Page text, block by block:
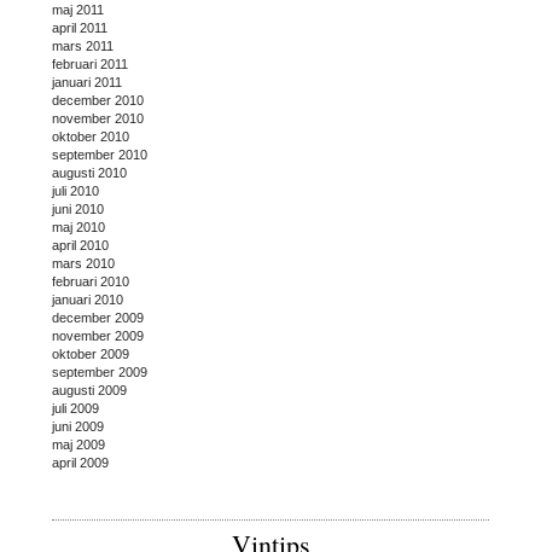
maj 2011
april 2011
mars 2011
februari 2011
januari 2011
december 2010
november 2010
oktober 2010
september 2010
augusti 2010
juli 2010
juni 2010
maj 2010
april 2010
mars 2010
februari 2010
januari 2010
december 2009
november 2009
oktober 2009
september 2009
augusti 2009
juli 2009
juni 2009
maj 2009
april 2009
Vintips